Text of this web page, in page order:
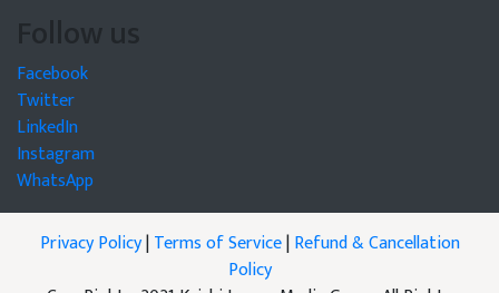
Follow us
Facebook
Twitter
LinkedIn
Instagram
WhatsApp
Privacy Policy|Terms of Service|Refund & Cancellation
Policy